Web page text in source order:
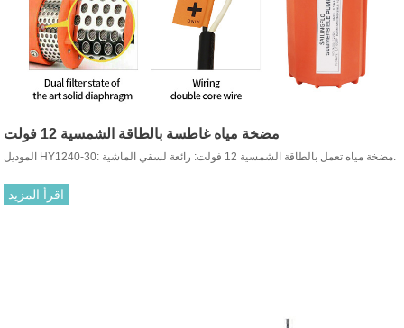
مضخة مياه غاطسة بالطاقة الشمسية 12 فولت
اقرأ المزيد